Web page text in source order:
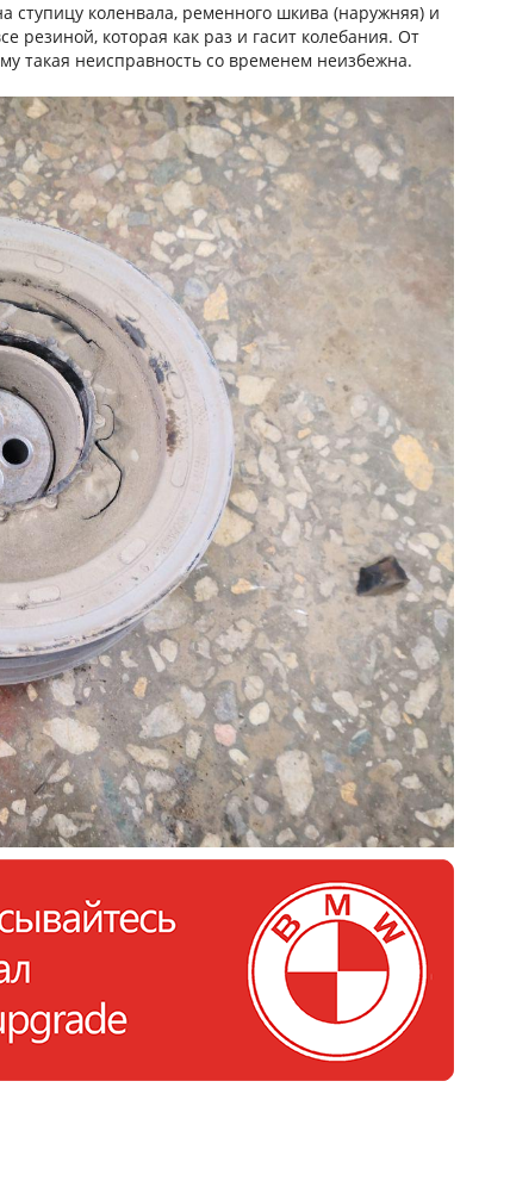
ступицу коленвала, ременного шкива (наружняя) и
резиной, которая как раз и гасит колебания. От
такая неисправность со временем неизбежна.